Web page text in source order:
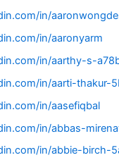
in/
in/aaronyarm
in/aarthy-s-
in/aarti-thakur-
in/aasefiqbal
in/abbas-
in/abbie-birch-